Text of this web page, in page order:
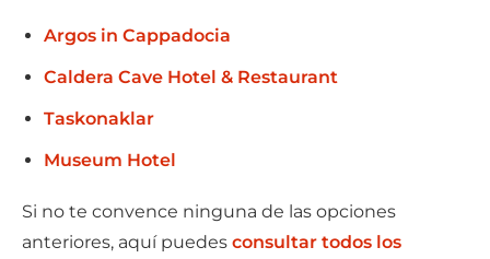
Argos in Cappadocia
Caldera Cave Hotel & Restaurant
Taskonaklar
Museum Hotel
Si no te convence ninguna de las opciones
anteriores, aquí puedes consultar todos los